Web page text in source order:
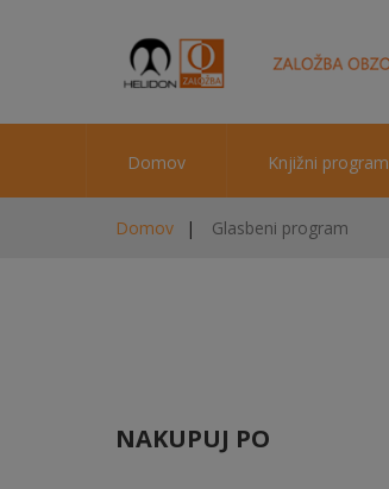
Domov Knjižni program
Domov Glasbeni program
NAKUPUJ PO